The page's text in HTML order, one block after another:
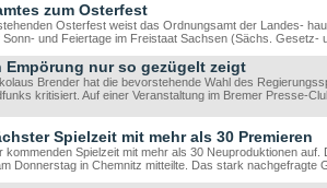
zum Osterfest
Osterfest weist das Ordnungsamt der Landes-
und Feiertage im Freistaat Sachsen (Sächs. Gesetz-
nur so gezügelt zeigt
Brender hat die bevorstehende Wahl des
kritisiert. Auf einer Veranstaltung im Bremer Presse-
Spielzeit mit mehr als 30 Premieren
kommenden Spielzeit mit mehr als 30 Neuproduktionen
Donnerstag in Chemnitz mitteilte. Das stark nachgefragte